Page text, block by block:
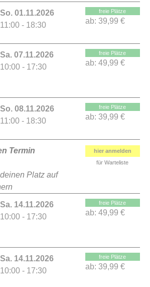
So. 01.11.2026
11:00 - 18:30
freie Plätze
ab: 39,99 €
Sa. 07.11.2026
10:00 - 17:30
freie Plätze
ab: 49,99 €
So. 08.11.2026
11:00 - 18:30
freie Plätze
ab: 39,99 €
Termin
Platz auf
hier anmelden
für Warteliste
Sa. 14.11.2026
10:00 - 17:30
freie Plätze
ab: 49,99 €
Sa. 14.11.2026
10:00 - 17:30
freie Plätze
ab: 39,99 €